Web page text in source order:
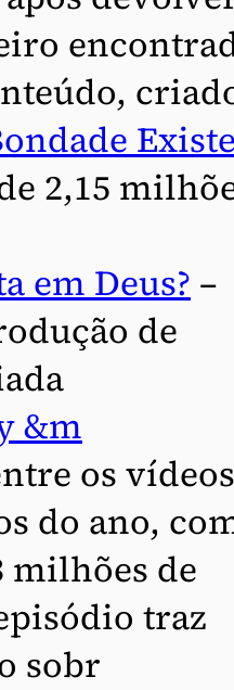
Existe
2,15
em Deus? –
de
&m
os vídeos
do ano,
milhões de
traz
sobr